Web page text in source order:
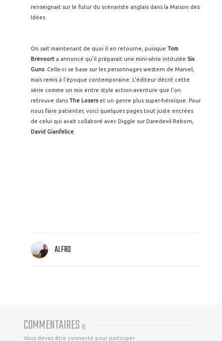
renseignait sur le futur du scénariste anglais dans la Maison des
Idées.
On sait maintenant de quoi il en retourne, puisque Tom
Brevoort a annoncé qu'il préparait une mini-série intitulée Six
Guns. Celle-ci se base sur les personnages western de Marvel,
mais remis à l'époque contemporaine. L'éditeur décrit cette
série comme un mix entre style action-aventure que l'on
retrouve dans The Loserset un genre plus super-héroïque. Pour
nous faire patienter, voici quelques pages tout juste encrées
de celui qui avait collaboré avec Diggle sur Daredevil Reborn,
David Gianfelice
ALFRO
COMMENTAIRES (0)
Vous devez être connecté pour participer